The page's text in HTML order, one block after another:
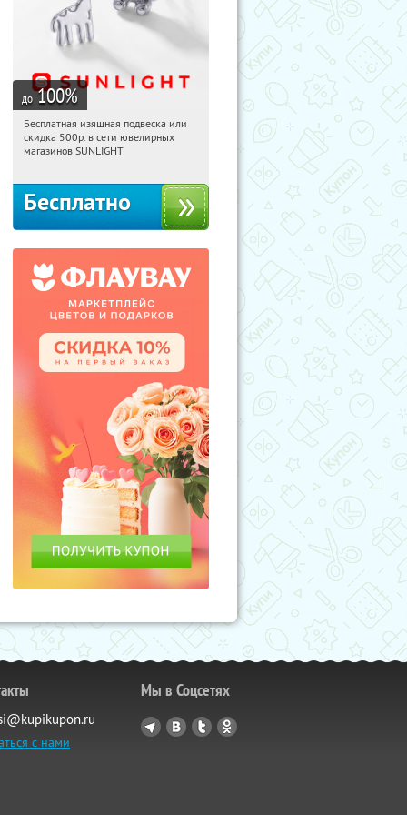
до 100%
08:42:00 Получили:
Россия
Бесплатная изящная подвеска или
скидка 500р. в сети ювелирных
магазинов SUNLIGHT
Бесплатно
с нами
Мы в Соцсетях